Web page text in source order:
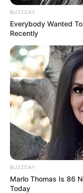
BUZZDAY
Everybody Wanted
Recently
BUZZDAY
Marlo Thomas Is 86
Today